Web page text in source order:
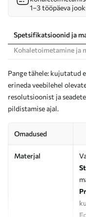
1–3 tööpäeva
Spetsifikatsioonid ja
Kohaletoimetamine ja
Pange tähele: kujutatud
erineda veebilehel
resolutsioonist ja
pildistamise ajal.
Omadused
Materjal